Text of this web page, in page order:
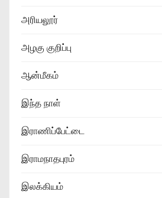
அரியலூர்
அழகு குறிப்பு
ஆன்மீகம்
இந்த நாள்
இராணிப்பேட்டை
இராமநாதபுரம்
இலக்கியம்